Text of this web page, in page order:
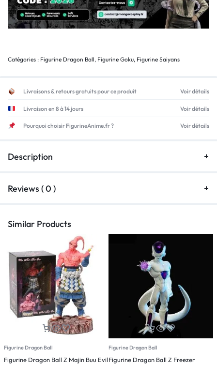
Catégories : Figurine Dragon Ball, Figurine Goku, Figurine Saiyans
Livraisons & retours gratuits pour ce produit Voir détails
Livraison en 8 à 14 jours Voir détails
Pourquoi choisir FigurineAnime.fr ? Voir détails
Description
Reviews ( 0 )
Similar Products
Figurine Dragon Ball
Figurine Dragon Ball Z Majin Buu Evil
Figurine Dragon Ball
Figurine Dragon Ball Z Freezer